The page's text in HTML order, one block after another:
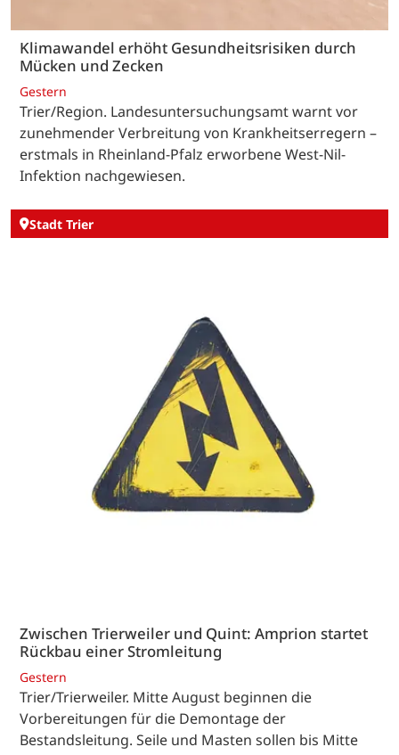
Klimawandel erhöht Gesundheitsrisiken durch
Mücken und Zecken
Gestern
Trier/Region. Landesuntersuchungsamt warnt vor
zunehmender Verbreitung von Krankheitserregern –
erstmals in Rheinland-Pfalz erworbene West-Nil-
Infektion nachgewiesen.
Stadt Trier
Zwischen Trierweiler und Quint: Amprion startet
Rückbau einer Stromleitung
Gestern
Trier/Trierweiler. Mitte August beginnen die
Vorbereitungen für die Demontage der
Bestandsleitung. Seile und Masten sollen bis Mitte